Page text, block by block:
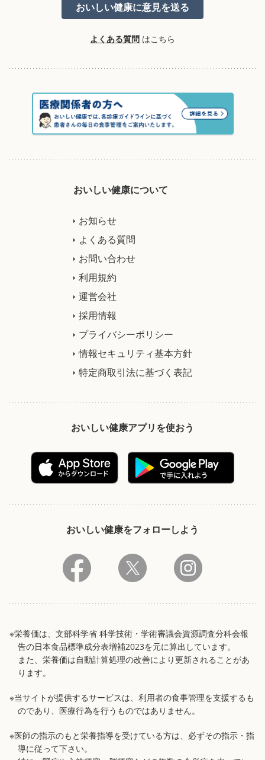
よくある質問 はこちら
おいしい健康について
お知らせ
よくある質問
お問い合わせ
利用規約
運営会社
採用情報
プライバシーポリシー
情報セキュリティ基本方針
特定商取引法に基づく表記
おいしい健康アプリを使おう
おいしい健康をフォローしよう
※栄養価は、文部科学省 科学技術・学術審議会資源調査分科会報
告の日本食品標準成分表増補2023を元に算出しています。
また、栄養価は自動計算処理の改善により更新されることがあ
ります。
※当サイトが提供するサービスは、利用者の食事管理を支援するも
のであり、医療行為を行うものではありません。
※医師の指示のもと栄養指導を受けている方は、必ずその指示・指
導に従って下さい。